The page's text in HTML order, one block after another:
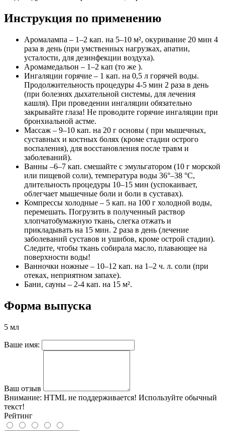
Инструкция по применению
Аромалампа – 1–2 кап. на 5–10 м², окуривание 20 мин 4
раза в день (при умственных нагрузках, апатии,
усталости, для дезинфекции воздуха).
Аромамедальон – 1–2 кап (то же ).
Ингаляции горячие – 1 кап. на 0,5 л горячей воды.
Продолжительность процедуры 4-5 мин 2 раза в день
(при болезнях дыхательной системы, для лечения
кашля). При проведении ингаляции обязательно
закрывайте глаза! Не проводите горячие ингаляции при
бронхиальной астме.
Массаж – 9–10 кап. на 20 г основы ( при мышечных,
суставных и костных болях (кроме стадии острого
воспаления), для восстановления после травм и
заболеваний).
Ванны –6–7 кап. смешайте с эмульгатором (10 г морской
или пищевой соли), температура воды 36°–38 °С,
длительность процедуры 10–15 мин (успокаивает,
облегчает мышечные боли и боли в суставах).
Компрессы холодные – 5 кап. на 100 г холодной воды,
перемешать. Погрузить в полученный раствор
хлопчатобумажную ткань, слегка отжать и
прикладывать на 15 мин. 2 раза в день (лечение
заболеваний суставов и ушибов, кроме острой стадии).
Следите, чтобы ткань собирала масло, плавающее на
поверхности воды!
Ванночки ножные – 10–12 кап. на 1–2 ч. л. соли (при
отеках, неприятном запахе).
Бани, сауны – 2-4 кап. на 15 м².
Форма выпуска
5 мл
Ваше имя:
Ваш отзыв
Внимание: HTML не поддерживается! Используйте обычный
текст!
Рейтинг